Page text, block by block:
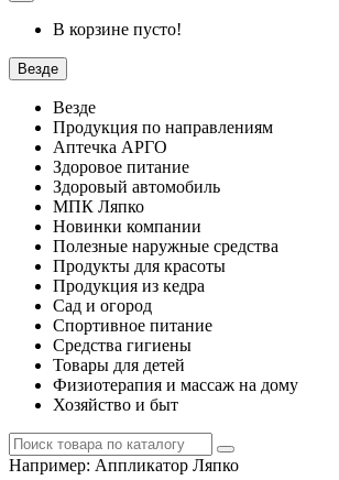
В корзине пусто!
Везде
Везде
Продукция по направлениям
Аптечка АРГО
Здоровое питание
Здоровый автомобиль
МПК Ляпко
Новинки компании
Полезные наружные средства
Продукты для красоты
Продукция из кедра
Сад и огород
Спортивное питание
Средства гигиены
Товары для детей
Физиотерапия и массаж на дому
Хозяйство и быт
Например: Аппликатор Ляпко